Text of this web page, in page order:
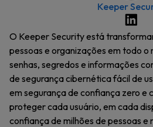
Keeper
O Keeper Security está
pessoas e organizações em todo o
senhas, segredos e informações
de segurança cibernética fácil de
em segurança de confiança zero e
proteger cada usuário, em cada
confiança de milhões de pessoas e